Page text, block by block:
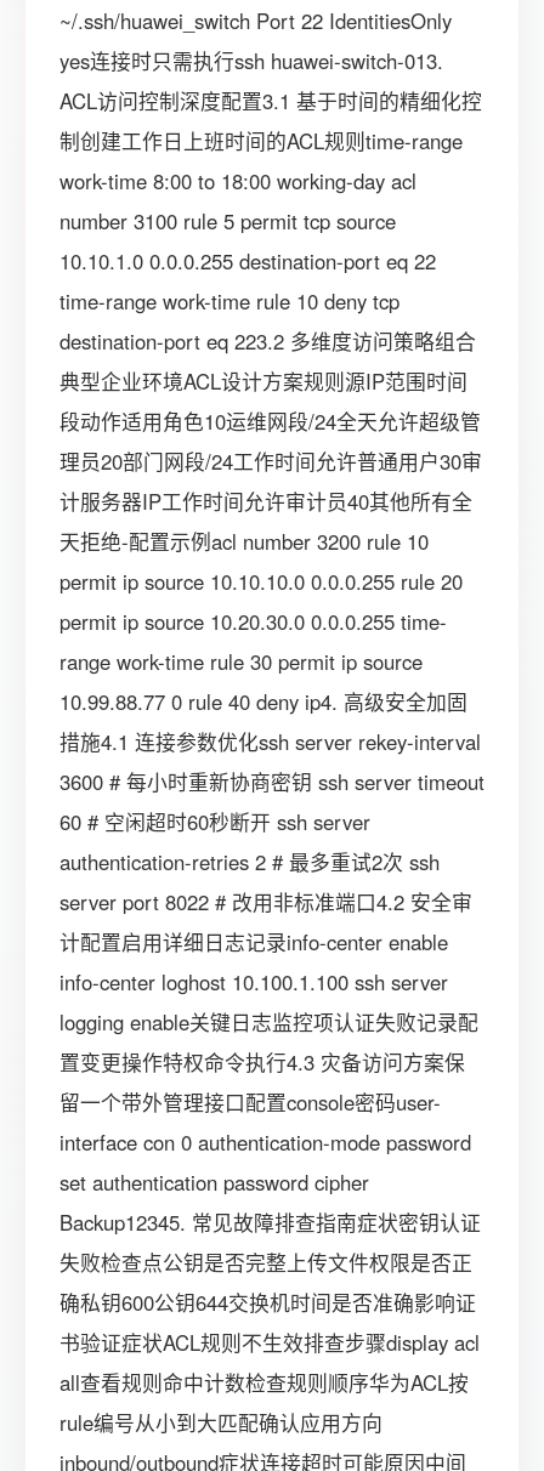
~/.ssh/huawei_switch Port 22 IdentitiesOnly
yes连接时只需执行ssh huawei-switch-013.
ACL访问控制深度配置3.1 基于时间的精细化控
制创建工作日上班时间的ACL规则time-range
work-time 8:00 to 18:00 working-day acl
number 3100 rule 5 permit tcp source
10.10.1.0 0.0.0.255 destination-port eq 22
time-range work-time rule 10 deny tcp
destination-port eq 223.2 多维度访问策略组合
典型企业环境ACL设计方案规则源IP范围时间
段动作适用角色10运维网段/24全天允许超级管
理员20部门网段/24工作时间允许普通用户30审
计服务器IP工作时间允许审计员40其他所有全
天拒绝-配置示例acl number 3200 rule 10
permit ip source 10.10.10.0 0.0.0.255 rule 20
permit ip source 10.20.30.0 0.0.0.255 time-
range work-time rule 30 permit ip source
10.99.88.77 0 rule 40 deny ip4. 高级安全加固
措施4.1 连接参数优化ssh server rekey-interval
3600 # 每小时重新协商密钥 ssh server timeout
60 # 空闲超时60秒断开 ssh server
authentication-retries 2 # 最多重试2次 ssh
server port 8022 # 改用非标准端口4.2 安全审
计配置启用详细日志记录info-center enable
info-center loghost 10.100.1.100 ssh server
logging enable关键日志监控项认证失败记录配
置变更操作特权命令执行4.3 灾备访问方案保
留一个带外管理接口配置console密码user-
interface con 0 authentication-mode password
set authentication password cipher
Backup12345. 常见故障排查指南症状密钥认证
失败检查点公钥是否完整上传文件权限是否正
确私钥600公钥644交换机时间是否准确影响证
书验证症状ACL规则不生效排查步骤display acl
all查看规则命中计数检查规则顺序华为ACL按
rule编号从小到大匹配确认应用方向
inbound/outbound症状连接超时可能原因中间